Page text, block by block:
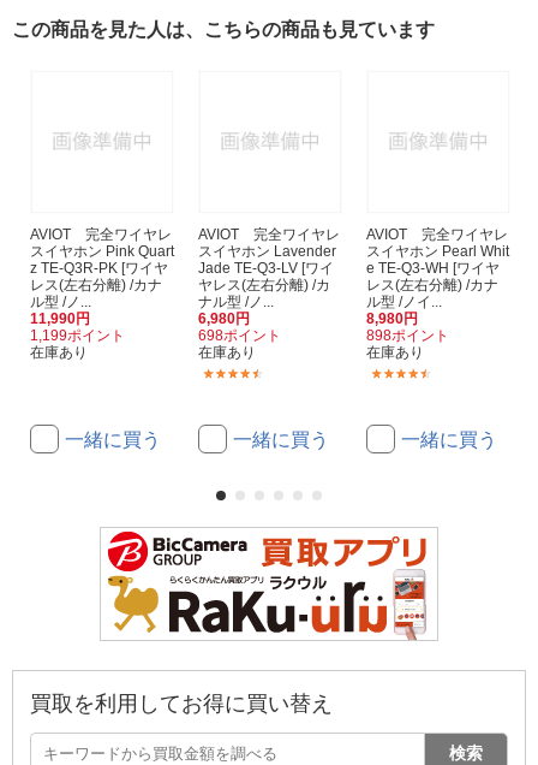
この商品を見た人は、こちらの商品も見ています
AVIOT 完全ワイヤレ
スイヤホン Pink Quart
z TE-Q3R-PK [ワイヤ
レス(左右分離) /カナ
ル型 /ノ...
11,990円
1,199ポイント
在庫あり
一緒に買う
AVIOT 完全ワイヤレ
スイヤホン Lavender
Jade TE-Q3-LV [ワイ
ヤレス(左右分離) /カ
ナル型 /ノ...
6,980円
698ポイント
在庫あり
一緒に買う
AVIOT 完全ワイヤレ
スイヤホン Pearl Whit
e TE-Q3-WH [ワイヤ
レス(左右分離) /カナ
ル型 /ノイ...
8,980円
898ポイント
在庫あり
一緒に買う
買取を利用してお得に買い替え
検索